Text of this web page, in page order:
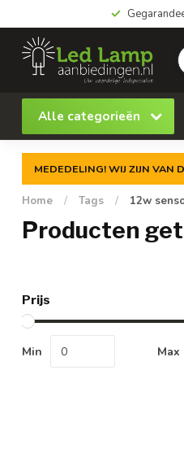
Alle categorieën
MEDEDELING! WIJ ZIJN VAN
Home / Tags / 12w
Producten
Prijs
Min Max